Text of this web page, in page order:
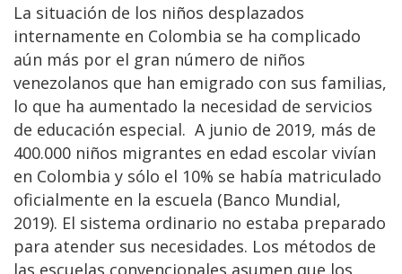
La situación de los niños desplazados
internamente en Colombia se ha complicado
aún más por el gran número de niños
venezolanos que han emigrado con sus familias,
lo que ha aumentado la necesidad de servicios
de educación especial. A junio de 2019, más de
400.000 niños migrantes en edad escolar vivían
en Colombia y sólo el 10% se había matriculado
oficialmente en la escuela (Banco Mundial,
2019). El sistema ordinario no estaba preparado
para atender sus necesidades. Los métodos de
las escuelas convencionales asumen que los